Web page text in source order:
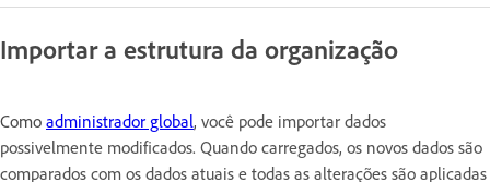
Importar a estrutura da organização
Como administrador global, você pode importar dados
possivelmente modificados. Quando carregados, os novos dados são
comparados com os dados atuais e todas as alterações são aplicadas